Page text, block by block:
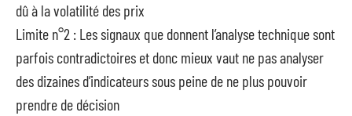
dû à la volatilité des prix
Limite n°2 : Les signaux que donnent l’analyse technique sont
parfois contradictoires et donc mieux vaut ne pas analyser
des dizaines d’indicateurs sous peine de ne plus pouvoir
prendre de décision